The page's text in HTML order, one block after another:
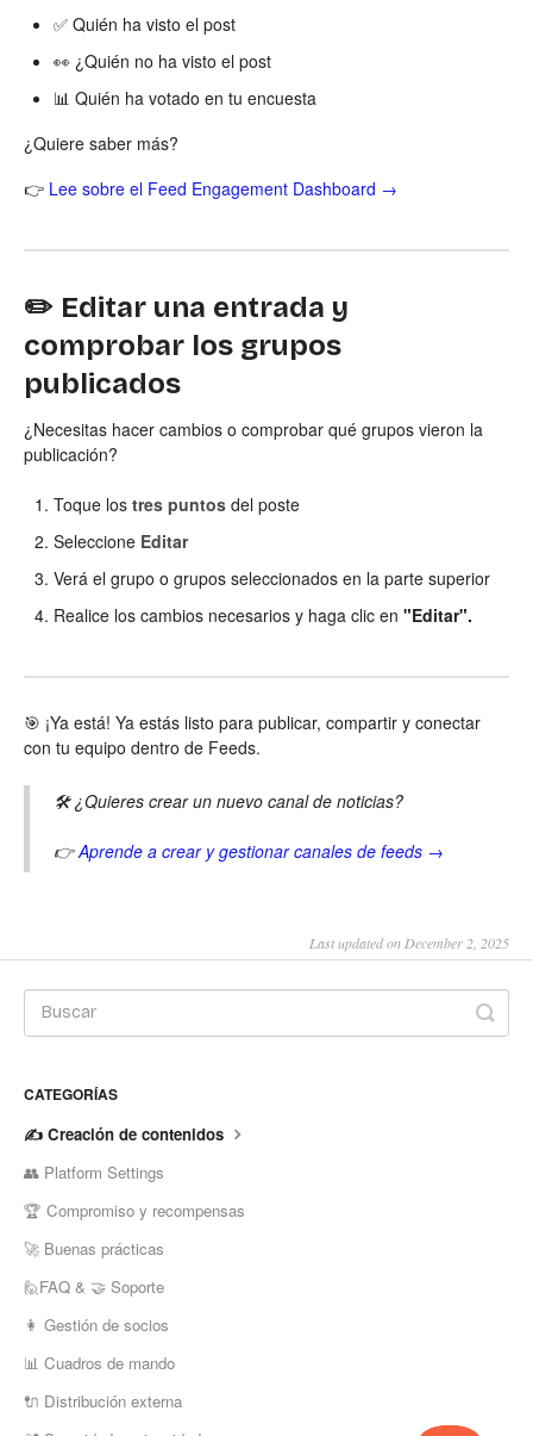
✅ Quién ha visto el post
👀 ¿Quién no ha visto el post
📊 Quién ha votado en tu encuesta
¿Quiere saber más?
👉 Lee sobre el Feed Engagement Dashboard →
✏️ Editar una entrada y
comprobar los grupos
publicados
¿Necesitas hacer cambios o comprobar qué grupos vieron la
publicación?
Toque los tres puntos del poste
Seleccione Editar
Verá el grupo o grupos seleccionados en la parte superior
Realice los cambios necesarios y haga clic en "Editar".
🎯 ¡Ya está! Ya estás listo para publicar, compartir y conectar
con tu equipo dentro de Feeds.
🛠️ ¿Quieres crear un nuevo canal de noticias?
👉Aprende a crear y gestionar canales de feeds →
Last updated on December 2, 2025
CATEGORÍAS
✍️ Creación de contenidos
👥 Platform Settings
🏆 Compromiso y recompensas
🚀 Buenas prácticas
🙋FAQ & 🤝 Soporte
👩 Gestión de socios
📊 Cuadros de mando
🔌 Distribución externa